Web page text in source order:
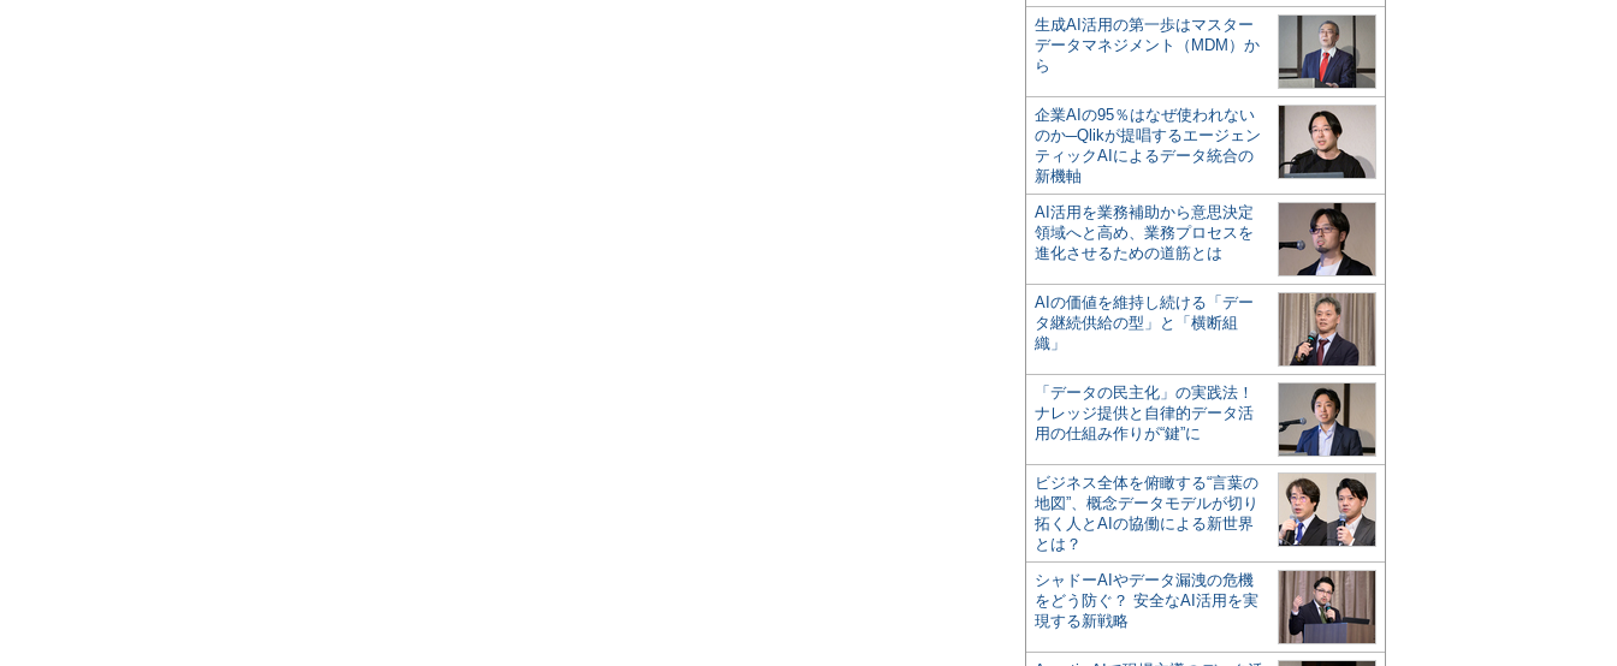
生成AI活用の第一歩はマスター
データマネジメント（MDM）か
ら
企業AIの95％はなぜ使われない
のか─Qlikが提唱するエージェン
ティックAIによるデータ統合の
新機軸
AI活用を業務補助から意思決定
領域へと高め、業務プロセスを
進化させるための道筋とは
AIの価値を維持し続ける「デー
タ継続供給の型」と「横断組
織」
「データの民主化」の実践法！
ナレッジ提供と自律的データ活
用の仕組み作りが“鍵”に
ビジネス全体を俯瞰する“言葉の
地図”、概念データモデルが切り
拓く人とAIの協働による新世界
とは？
シャドーAIやデータ漏洩の危機
をどう防ぐ？ 安全なAI活用を実
現する新戦略